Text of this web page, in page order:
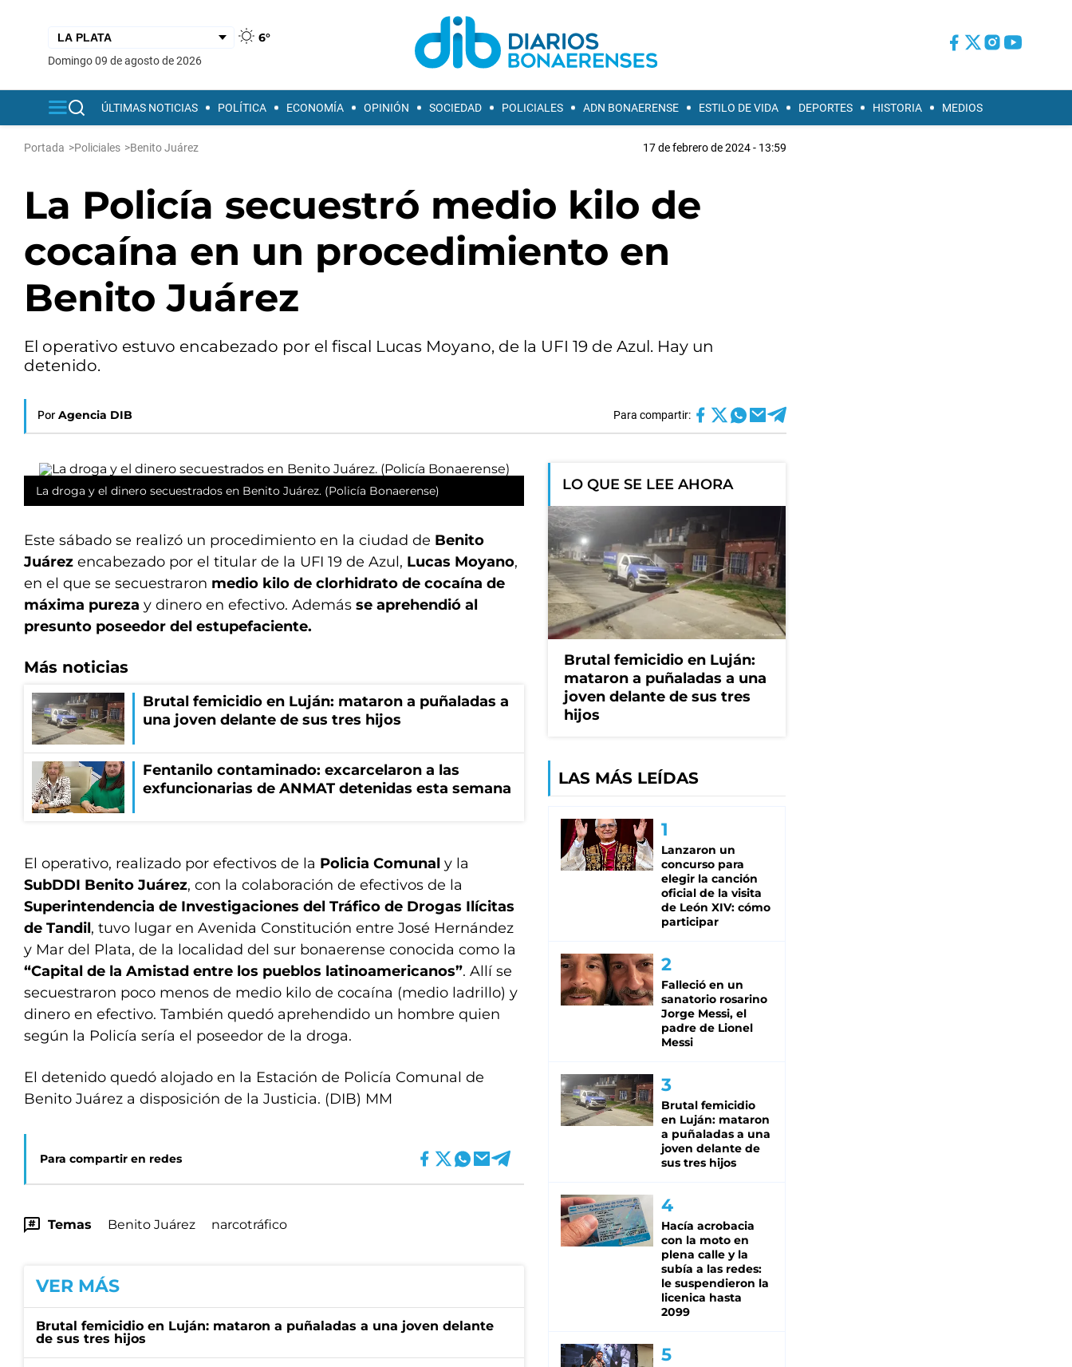
6°
domingo 09 de agosto de 2026
ÚLTIMAS NOTICIAS POLÍTICA ECONOMÍA OPINIÓN SOCIEDAD POLICIALES ADN BONAERENSE ESTILO DE VIDA DEPORTES HISTORIA MEDIOS
Portada >Policiales >Benito Juárez 17 de febrero de 2024 - 13:59
La Policía secuestró medio kilo de
cocaína en un procedimiento en
Benito Juárez
El operativo estuvo encabezado por el fiscal Lucas Moyano, de la UFI 19 de Azul. Hay un
detenido.
Por Agencia DIB Para compartir:
La droga y el dinero secuestrados en Benito Juárez. (Policía Bonaerense)
Este sábado se realizó un procedimiento en la ciudad de Benito
Juárez encabezado por el titular de la UFI 19 de Azul, Lucas Moyano,
en el que se secuestraron medio kilo de clorhidrato de cocaína de
máxima pureza y dinero en efectivo. Además se aprehendió al
presunto poseedor del estupefaciente.
Más noticias
Brutal femicidio en Luján: mataron a puñaladas a
una joven delante de sus tres hijos
Fentanilo contaminado: excarcelaron a las
exfuncionarias de ANMAT detenidas esta semana
El operativo, realizado por efectivos de la Policia Comunal y la
SubDDI Benito Juárez, con la colaboración de efectivos de la
Superintendencia de Investigaciones del Tráfico de Drogas Ilícitas
de Tandil, tuvo lugar en Avenida Constitución entre José Hernández
y Mar del Plata, de la localidad del sur bonaerense conocida como la
“Capital de la Amistad entre los pueblos latinoamericanos”. Allí se
secuestraron poco menos de medio kilo de cocaína (medio ladrillo) y
dinero en efectivo. También quedó aprehendido un hombre quien
según la Policía sería el poseedor de la droga.
El detenido quedó alojado en la Estación de Policía Comunal de
Benito Juárez a disposición de la Justicia. (DIB) MM
Para compartir en redes
Temas Benito Juárez narcotráfico
VER MÁS
Brutal femicidio en Luján: mataron a puñaladas a una joven delante
de sus tres hijos
LO QUE SE LEE AHORA
Brutal femicidio en Luján:
mataron a puñaladas a una
joven delante de sus tres
hijos
LAS MÁS LEÍDAS
Lanzaron un
concurso para
elegir la canción
oficial de la visita
de León XIV: cómo
participar
Falleció en un
sanatorio rosarino
Jorge Messi, el
padre de Lionel
Messi
Brutal femicidio
en Luján: mataron
a puñaladas a una
joven delante de
sus tres hijos
Hacía acrobacia
con la moto en
plena calle y la
subía a las redes:
le suspendieron la
licenica hasta
2099